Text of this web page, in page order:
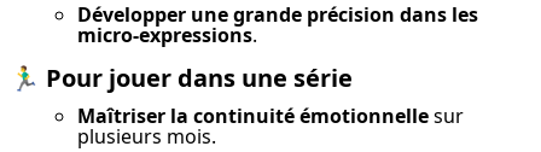
Développer une grande précision dans les
micro-expressions.
🏃‍♂️ Pour jouer dans une série
Maîtriser la continuité émotionnellesur
plusieurs mois.